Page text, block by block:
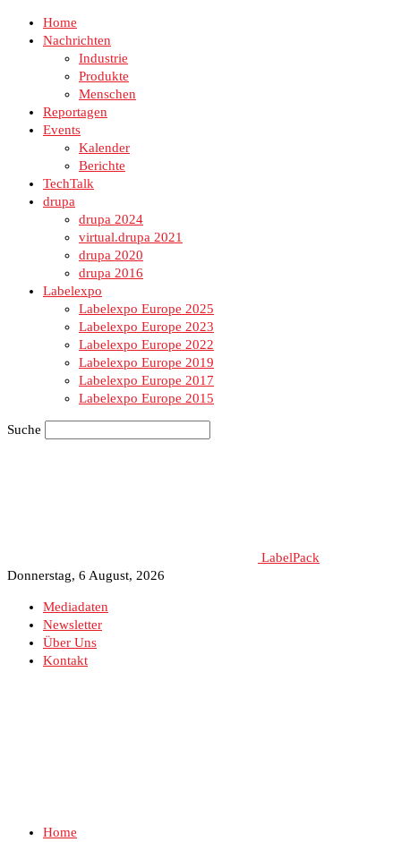
Home
Nachrichten
Industrie
Produkte
Menschen
Reportagen
Events
Kalender
Berichte
TechTalk
drupa
drupa 2024
virtual.drupa 2021
drupa 2020
drupa 2016
Labelexpo
Labelexpo Europe 2025
Labelexpo Europe 2023
Labelexpo Europe 2022
Labelexpo Europe 2019
Labelexpo Europe 2017
Labelexpo Europe 2015
Suche
LabelPack
Donnerstag, 6 August, 2026
Mediadaten
Newsletter
Über Uns
Kontakt
Home